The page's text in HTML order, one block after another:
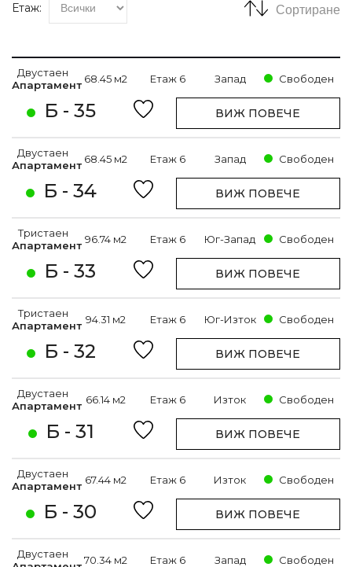
Етаж: Сортиране
Б - 35
Двустаен
Апартамент 68.45 м2 Етаж 6 Запад Свободен
ВИЖ ПОВЕЧЕ
Б - 34
Двустаен
Апартамент 68.45 м2 Етаж 6 Запад Свободен
ВИЖ ПОВЕЧЕ
Б - 33
Тристаен
Апартамент 96.74 м2 Етаж 6 Юг-Запад Свободен
ВИЖ ПОВЕЧЕ
Б - 32
Тристаен
Апартамент 94.31 м2 Етаж 6 Юг-Изток Свободен
ВИЖ ПОВЕЧЕ
Б - 31
Двустаен
Апартамент 66.14 м2 Етаж 6 Изток Свободен
ВИЖ ПОВЕЧЕ
Б - 30
Двустаен
Апартамент 67.44 м2 Етаж 6 Изток Свободен
ВИЖ ПОВЕЧЕ
Двустаен
70.34 м2 Етаж 6 Запад Свободен